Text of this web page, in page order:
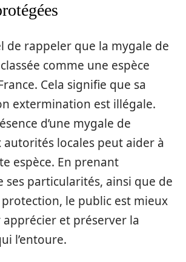
de rappeler que la mygale de
comme une espèce
Cela signifie que sa
extermination est illégale.
d’une mygale de
autorités locales peut aider à
espèce. En prenant
ses particularités, ainsi que de
le public est mieux
et préserver la
l’entoure.